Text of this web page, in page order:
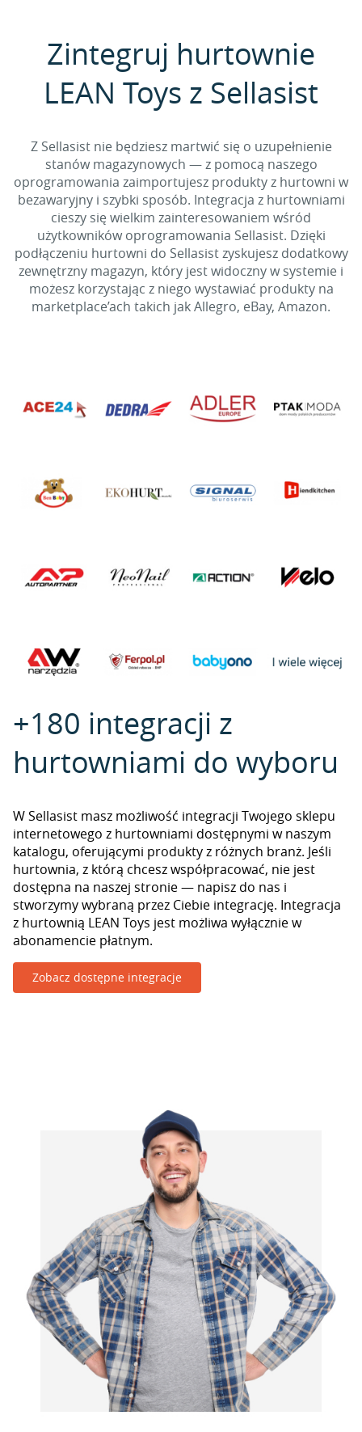
Zintegruj hurtownie
LEAN Toys z Sellasist
Z Sellasist nie będziesz martwić się o uzupełnienie
stanów magazynowych — z pomocą naszego
oprogramowania zaimportujesz produkty z hurtowni w
bezawaryjny i szybki sposób. Integracja z hurtowniami
cieszy się wielkim zainteresowaniem wśród
użytkowników oprogramowania Sellasist. Dzięki
podłączeniu hurtowni do Sellasist zyskujesz dodatkowy
zewnętrzny magazyn, który jest widoczny w systemie i
możesz korzystając z niego wystawiać produkty na
marketplace’ach takich jak Allegro, eBay, Amazon.
+180 integracji z
hurtowniami do wyboru
W Sellasist masz możliwość integracji Twojego sklepu
internetowego z hurtowniami dostępnymi w naszym
katalogu, oferującymi produkty z różnych branż. Jeśli
hurtownia, z którą chcesz współpracować, nie jest
dostępna na naszej stronie — napisz do nas i
stworzymy wybraną przez Ciebie integrację. Integracja
z hurtownią LEAN Toys jest możliwa wyłącznie w
abonamencie płatnym.
Zobacz dostępne integracje